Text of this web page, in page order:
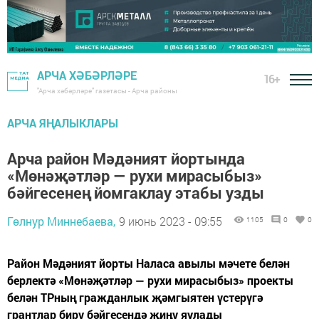
АРЧА ХӘБӘРЛӘРЕ
"Арча хәбәрләре" газетасы - Арча районы
16+
АРЧА ЯҢАЛЫКЛАРЫ
Арча район Мәдәният йортында
«Мөнәҗәтләр — рухи мирасыбыз»
бәйгесенең йомгаклау этабы узды
Гөлнур Миннебаева, 9 июнь 2023 - 09:55 1105 0 0
Район Мәдәният йорты Наласа авылы мәчете белән
берлектә «Мөнәҗәтләр — рухи мирасыбыз» проекты
белән ТРның гражданлык җәмгыятен үстерүгә
грантлар бирү бәйгесендә җиңү яулады